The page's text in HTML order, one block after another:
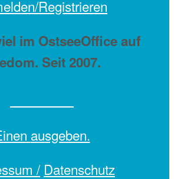
Registrieren
im OstseeOffice auf
Seit 2007.
ausgeben.
/ Datenschutz